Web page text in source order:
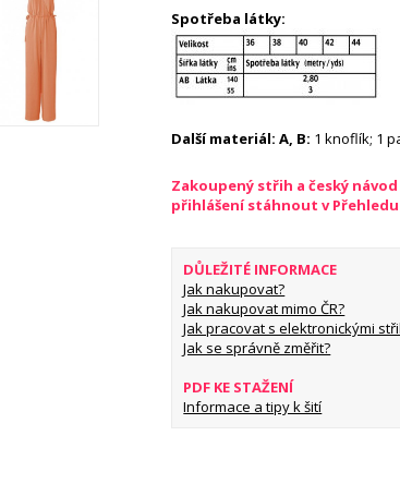
Spotřeba látky:
Další materiál: A, B: 1 knoflík; 1
Zakoupený střih a český
přihlášení stáhnout v
DŮLEŽITÉ INFORMACE
Jak nakupovat?
Jak nakupovat mimo ČR?
Jak pracovat s elektronickými
Jak se správně změřit?
PDF KE STAŽENÍ
Informace a tipy k šití